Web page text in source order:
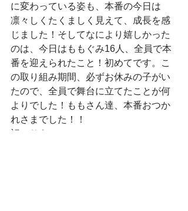
に変わっている姿も、本番の今日は
凛々しくたくましく見えて、成長を感
じました！そしてなにより嬉しかった
のは、今日はももぐみ16人、全員で本
番を迎えられたこと！初めてです。こ
の取り組み期間、必ずお休みの子がい
たので、全員で舞台に立てたことが何
よりでした！ももさん達、本番おつか
れさまでした！！
記：りえ